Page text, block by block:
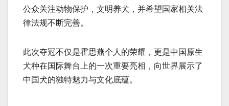
公众关注动物保护，文明养犬，并希望国家相关法
律法规不断完善。
此次夺冠不仅是霍思燕个人的荣耀，更是中国原生
犬种在国际舞台上的一次重要亮相，向世界展示了
中国犬的独特魅力与文化底蕴。